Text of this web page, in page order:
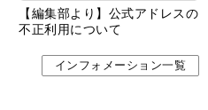
【編集部より】公式アドレスの
不正利用について
インフォメーション一覧